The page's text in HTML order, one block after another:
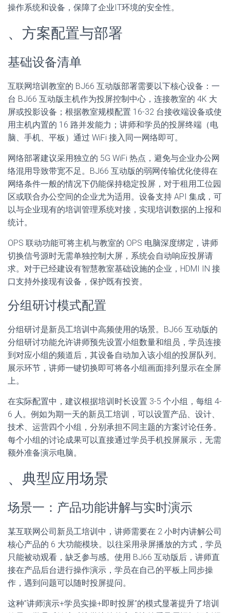
操作系统和设备，保障了企业IT环境的安全性。
、方案配置与部署
基础设备清单
互联网培训教室的 BJ66 互动版部署需要以下核心设备：一
台 BJ66 互动版主机作为投屏控制中心，连接教室的 4K 大
屏或投影设备；根据教室规模配置 16-32 台接收端设备或使
用主机内置的 16 路并发能力；讲师和学员的投屏终端（电
脑、手机、平板）通过 WiFi 接入同一网络即可。
网络部署建议采用独立的 5G WiFi 热点，避免与企业办公网
络混用导致带宽不足。BJ66 互动版的弱网传输优化使得在
网络条件一般的情况下仍能保持稳定投屏，对于租用工位园
区或联合办公空间的企业尤为适用。设备支持 API 集成，可
以与企业现有的培训管理系统对接，实现培训数据的上报和
统计。
OPS 联动功能可将主机与教室的 OPS 电脑深度绑定，讲师
切换信号源时无需单独控制大屏，系统会自动响应投屏请
求。对于已经建设有智慧教室基础设施的企业，HDMI IN 接
口支持外接现有设备，保护既有投资。
分组研讨模式配置
分组研讨是新员工培训中高频使用的场景。BJ66 互动版的
分组研讨功能允许讲师预先设置小组数量和组员，学员连接
到对应小组的频道后，其设备自动加入该小组的投屏队列。
展示环节，讲师一键切换即可将各小组画面排列显示在全屏
上。
在实际配置中，建议根据培训时长设置 3-5 个小组，每组 4-
6 人。例如为期一天的新员工培训，可以设置产品、设计、
技术、运营四个小组，分别承担不同主题的方案讨论任务。
每个小组的讨论成果可以直接通过学员手机投屏展示，无需
额外准备演示电脑。
、典型应用场景
场景一：产品功能讲解与实时演示
某互联网公司新员工培训中，讲师需要在 2 小时内讲解公司
核心产品的 6 大功能模块。以往采用录屏播放的方式，学员
只能被动观看，缺乏参与感。使用 BJ66 互动版后，讲师直
接在产品后台进行操作演示，学员在自己的平板上同步操
作，遇到问题可以随时投屏提问。
这种”讲师演示+学员实操+即时投屏”的模式显著提升了培训